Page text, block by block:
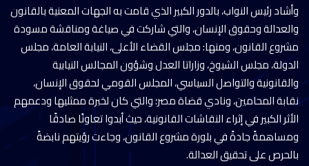
وأشاد رئيس النواب، بالدور الكبير الذي قامت به الجهات المعنية بالقانون
والعدالة وحقوق الإنسان، والتي شاركت في صياغة ومناقشة مسودة
مشروع القانون، ومنها: مجلس القضاء الأعلى، النيابة العامة، مجلس
الدولة، مجلس الشيوخ، وزاراتا العدل وشؤون المجالس النيابية
والقانونية والتواصل السياسي، المجلس القومي لحقوق الإنسان،
نقابة المحامين، ونادي قضاة مصر؛ والتي كان لخبرة ممثليها ودعمهم
الأثر الكبير في إثراء النقاشات القانونية، حيث أبدوا تعاونًا صادقًا
ومساهمةً جادةً في بلورة مشروع القانون، وجاءت رؤيتهم نابضةً
بالحرص على تحقيق العدالة.